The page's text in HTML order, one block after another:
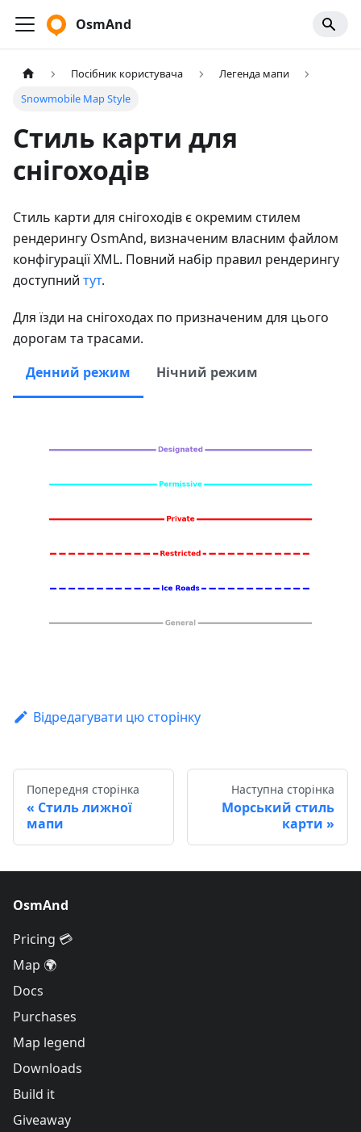
OsmAnd
Посібник користувача
Легенда мапи
Snowmobile Map Style
Стиль карти для
снігоходів
Стиль карти для снігоходів є окремим стилем
рендерингу OsmAnd, визначеним власним файлом
конфігурації XML. Повний набір правил рендерингу
доступний тут.
Для їзди на снігоходах по призначеним для цього
дорогам та трасами.
Денний режим
Нічний режим
Відредагувати цю сторінку
Попередня сторінка
Стиль лижної
мапи
Наступна сторінка
Морський стиль
карти
OsmAnd
Pricing 💳
Map 🌍
Docs
Purchases
Map legend
Downloads
Build it
Giveaway